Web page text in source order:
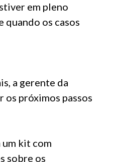
em pleno
os casos
a gerente da
os próximos passos
kit com
sobre os